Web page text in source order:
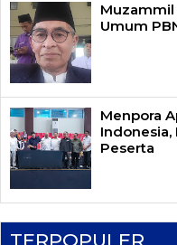
Muzammil
Umum
Menpora
Indonesia,
Peserta
TERPOPULER